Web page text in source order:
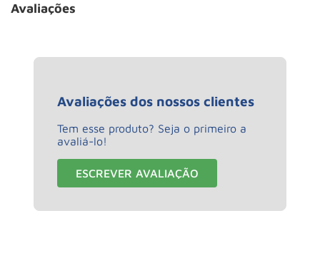
Avaliações
Avaliações dos nossos clientes
Tem esse produto? Seja o primeiro a
avaliá-lo!
ESCREVER AVALIAÇÃO